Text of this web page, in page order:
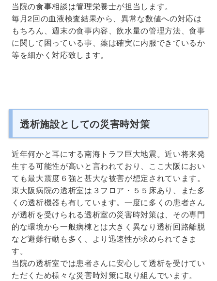
当院の食事相談は管理栄養士が担当します。
毎月2回の血液検査結果から、異常な数値への対応は
もちろん、週末の食事内容、飲水量の管理方法、食事
に関して困っている事、薬は確実に内服できているか
等を細かく対応致します。
透析施設としての災害時対策
近年何かと耳にする南海トラフ巨大地震。近い将来発
生する可能性が高いと言われており、ここ大阪におい
ても最大震度６強と甚大な被害が想定されています。
東大阪病院の透析室は３フロア・５５床あり、また多
くの透析機器も有しています。一度に多くの患者さん
が透析を受けられる透析室の災害時対策は、その専門
的な環境から一般病棟とは大きく異なり透析回路離脱
など避難行動も多く、より迅速性が求められてきま
す。
当院の透析室では患者さんに安心して透析を受けてい
ただくため様々な災害時対策に取り組んでいます。